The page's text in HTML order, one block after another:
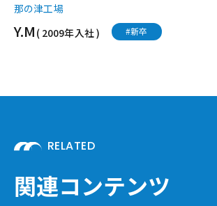
那の津工場
Y.M ( 2009年入社 ) #新卒
RELATED
関連コンテンツ